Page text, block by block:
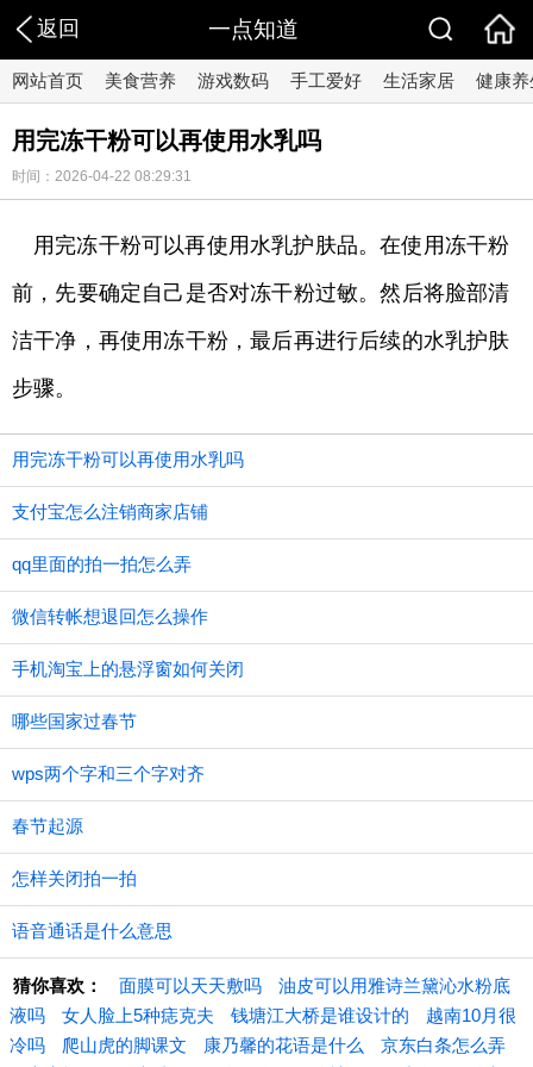
返回 一点知道
网站首页 美食营养 游戏数码 手工爱好 生活家居 健康养
用完冻干粉可以再使用水乳吗
时间：2026-04-22 08:29:31
用完冻干粉可以再使用水乳护肤品。在使用冻干粉
前，先要确定自己是否对冻干粉过敏。然后将脸部清
洁干净，再使用冻干粉，最后再进行后续的水乳护肤
步骤。
用完冻干粉可以再使用水乳吗
支付宝怎么注销商家店铺
qq里面的拍一拍怎么弄
微信转帐想退回怎么操作
手机淘宝上的悬浮窗如何关闭
哪些国家过春节
wps两个字和三个字对齐
春节起源
怎样关闭拍一拍
语音通话是什么意思
猜你喜欢： 面膜可以天天敷吗
油皮可以用雅诗兰黛沁水粉底
液吗
女人脸上5种痣克夫 钱塘江大桥是谁设计的
越南10月很
冷吗
爬山虎的脚课文 康乃馨的花语是什么
京东白条怎么弄